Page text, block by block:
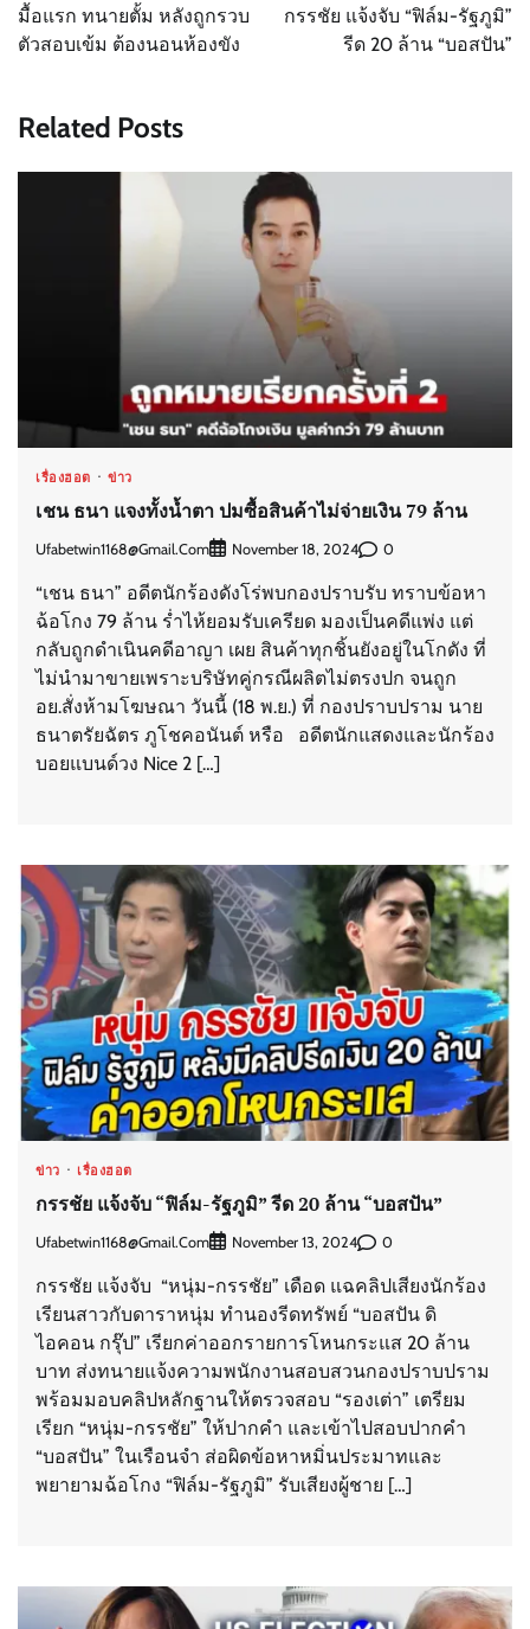
navigation
มื้อแรก ทนายตั้ม หลังถูกรวบ
ตัวสอบเข้ม ต้องนอนห้องขัง
กรรชัย แจ้งจับ “ฟิล์ม-รัฐภูมิ”
รีด 20 ล้าน “บอสปัน”
Related Posts
เรื่องฮอต ข่าว
เชน ธนา แจงทั้งน้ำตา ปมซื้อสินค้าไม่จ่ายเงิน 79 ล้าน
Ufabetwin1168@gmail.com November 18, 2024 0
“เชน ธนา” อดีตนักร้องดังโร่พบกองปราบรับ ทราบข้อหา
ฉ้อโกง 79 ล้าน ร่ำไห้ยอมรับเครียด มองเป็นคดีแพ่ง แต่
กลับถูกดำเนินคดีอาญา เผย สินค้าทุกชิ้นยังอยู่ในโกดัง ที่
ไม่นำมาขายเพราะบริษัทคู่กรณีผลิตไม่ตรงปก จนถูก
อย.สั่งห้ามโฆษณา วันนี้ (18 พ.ย.) ที่ กองปราบปราม นาย
ธนาตรัยฉัตร ภูโชคอนันต์ หรือ อดีตนักแสดงและนักร้อง
บอยแบนด์วง Nice 2 […]
ข่าว เรื่องฮอต
กรรชัย แจ้งจับ “ฟิล์ม-รัฐภูมิ” รีด 20 ล้าน “บอสปัน”
Ufabetwin1168@gmail.com November 13, 2024 0
กรรชัย แจ้งจับ “หนุ่ม-กรรชัย” เดือด แฉคลิปเสียงนักร้อง
เรียนสาวกับดาราหนุ่ม ทำนองรีดทรัพย์ “บอสปัน ดิ
ไอคอน กรุ๊ป” เรียกค่าออกรายการโหนกระแส 20 ล้าน
บาท ส่งทนายแจ้งความพนักงานสอบสวนกองปราบปราม
พร้อมมอบคลิปหลักฐานให้ตรวจสอบ “รองเต่า” เตรียม
เรียก “หนุ่ม-กรรชัย” ให้ปากคำ และเข้าไปสอบปากคำ
“บอสปัน” ในเรือนจำ ส่อผิดข้อหาหมิ่นประมาทและ
พยายามฉ้อโกง “ฟิล์ม-รัฐภูมิ” รับเสียงผู้ชาย […]